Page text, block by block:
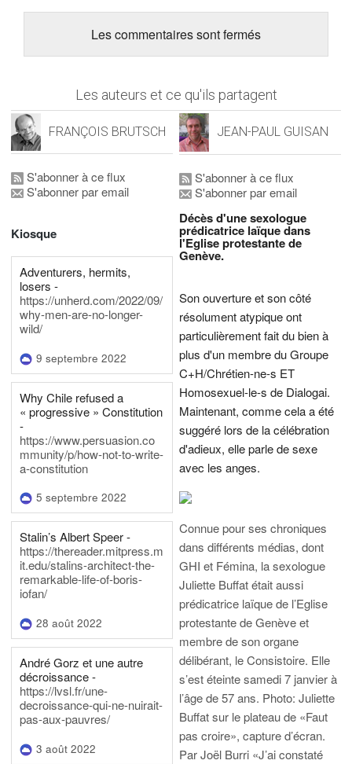
Les commentaires sont fermés
Les auteurs et ce qu'ils partagent
FRANÇOIS BRUTSCH
S'abonner à ce flux
S'abonner par email
Kiosque
Adventurers, hermits,
losers -
https://unherd.com/2022/09/
why-men-are-no-longer-
wild/
9 septembre 2022
Why Chile refused a
« progressive » Constitution
-
https://www.persuasion.co
mmunity/p/how-not-to-write-
a-constitution
5 septembre 2022
Stalin’s Albert Speer -
https://thereader.mitpress.m
it.edu/stalins-architect-the-
remarkable-life-of-boris-
iofan/
28 août 2022
André Gorz et une autre
décroissance -
https://lvsl.fr/une-
decroissance-qui-ne-nuirait-
pas-aux-pauvres/
3 août 2022
JEAN-PAUL GUISAN
S'abonner à ce flux
S'abonner par email
Décès d'une sexologue
prédicatrice laïque dans
l'Eglise protestante de
Genève.
Son ouverture et son côté
résolument atypique ont
particulièrement fait du bien à
plus d'un membre du Groupe
C+H/Chrétien-ne-s ET
Homosexuel-le-s de Dialogai.
Maintenant, comme cela a été
suggéré lors de la célébration
d'adieux, elle parle de sexe
avec les anges.
Connue pour ses chroniques
dans différents médias, dont
GHI et Fémina, la sexologue
Juliette Buffat était aussi
prédicatrice laïque de l’Eglise
protestante de Genève et
membre de son organe
délibérant, le Consistoire. Elle
s’est éteinte samedi 7 janvier à
l’âge de 57 ans. Photo: Juliette
Buffat sur le plateau de «Faut
pas croire», capture d’écran.
Par Joël Burri «J’ai constaté